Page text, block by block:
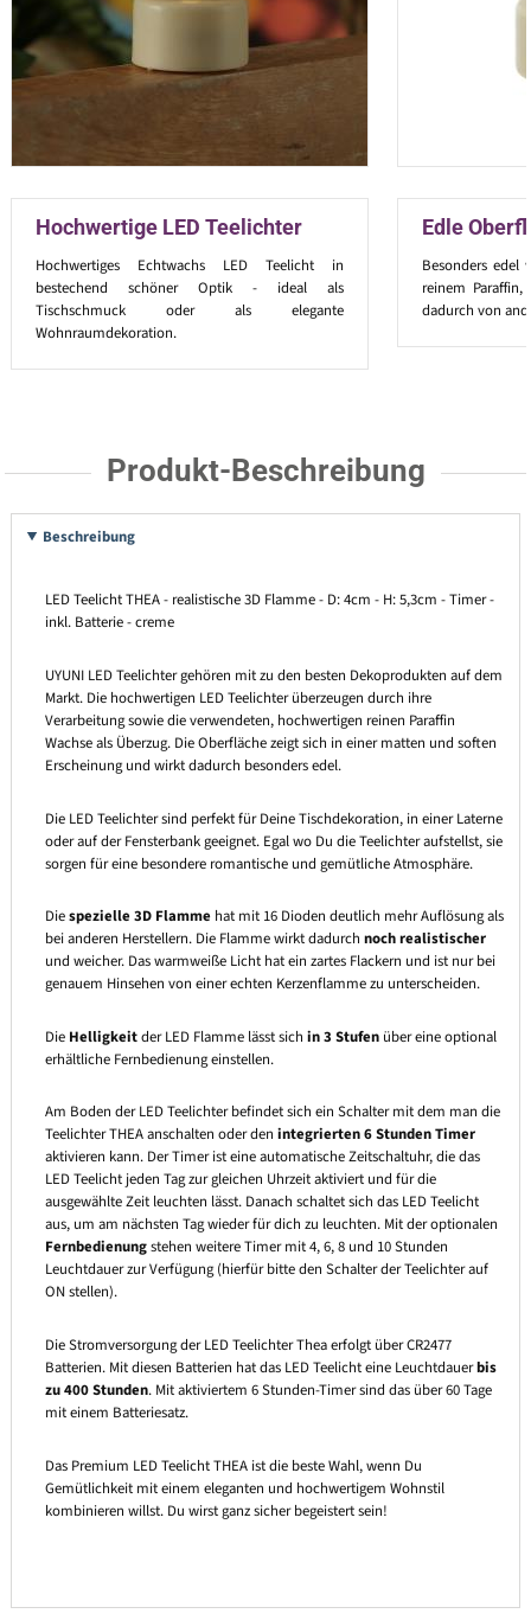
Hochwertige LED Teelichter
Hochwertiges Echtwachs LED Teelicht in
bestechend schöner Optik - ideal als
Tischschmuck oder als elegante
Wohnraumdekoration.
Edle
Besonders edel
reinem
dadurch von
Produkt-Beschreibung
Beschreibung
LED Teelicht THEA - realistische 3D Flamme - D: 4cm - H: 5,3cm - Timer -
inkl. Batterie - creme
UYUNI LED Teelichter gehören mit zu den besten Dekoprodukten auf dem
Markt. Die hochwertigen LED Teelichter überzeugen durch ihre
Verarbeitung sowie die verwendeten, hochwertigen reinen Paraffin
Wachse als Überzug. Die Oberfläche zeigt sich in einer matten und soften
Erscheinung und wirkt dadurch besonders edel.
Die LED Teelichter sind perfekt für Deine Tischdekoration, in einer Laterne
oder auf der Fensterbank geeignet. Egal wo Du die Teelichter aufstellst, sie
sorgen für eine besondere romantische und gemütliche Atmosphäre.
Diespezielle 3D Flammehat mit 16 Dioden deutlich mehr Auflösung als
bei anderen Herstellern. Die Flamme wirkt dadurch noch realistischer
und weicher. Das warmweiße Licht hat ein zartes Flackern und ist nur bei
genauem Hinsehen von einer echten Kerzenflamme zu unterscheiden.
Die Helligkeitder LED Flamme lässt sich in 3 Stufenüber eine optional
erhältliche Fernbedienung einstellen.
Am Boden der LED Teelichter befindet sich ein Schalter mit dem man die
Teelichter THEA anschalten oder den integrierten 6 Stunden Timer
aktivieren kann. Der Timer ist eine automatische Zeitschaltuhr, die das
LED Teelicht jeden Tag zur gleichen Uhrzeit aktiviert und für die
ausgewählte Zeit leuchten lässt. Danach schaltet sich das LED Teelicht
aus, um am nächsten Tag wieder für dich zu leuchten. Mit der optionalen
Fernbedienungstehen weitere Timer mit 4, 6, 8 und 10 Stunden
Leuchtdauer zur Verfügung (hierfür bitte den Schalter der Teelichter auf
ON stellen).
Die Stromversorgung der LED Teelichter Thea erfolgt über CR2477
Batterien. Mit diesen Batterien hat das LED Teelicht eine Leuchtdauerbis
zu 400 Stunden. Mit aktiviertem 6 Stunden-Timer sind das über 60 Tage
mit einem Batteriesatz.
Das Premium LED Teelicht THEA ist die beste Wahl, wenn Du
Gemütlichkeit mit einem eleganten und hochwertigem Wohnstil
kombinieren willst. Du wirst ganz sicher begeistert sein!